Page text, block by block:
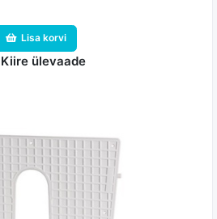
Lisa korvi
Kiire ülevaade